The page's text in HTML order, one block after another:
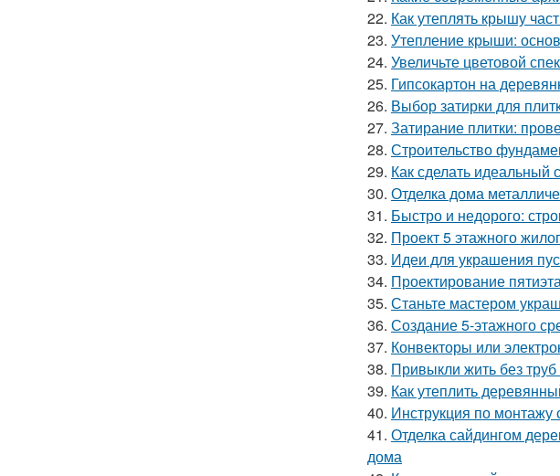
22. Как утеплять крышу
23. Утепление крыши:
24. Увеличьте цветовой
25. Гипсокартон на
26. Выбор затирки для
27. Затирание плитки:
28. Строительство
29. Как сделать идеальный
30. Отделка дома
31. Быстро и недорого:
32. Проект 5 этажного
33. Идеи для украшения
34. Проектирование
35. Станьте мастером
36. Создание 5-этажного
37. Конвекторы или
38. Привыкли жить без
39. Как утеплить
40. Инструкция по
41. Отделка сайдингом
дома